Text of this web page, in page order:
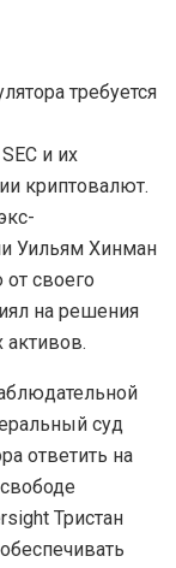
требуется
и их
криптовалют.
Уильям Хинман
своего
на решения
суд
ответить на
Тристан